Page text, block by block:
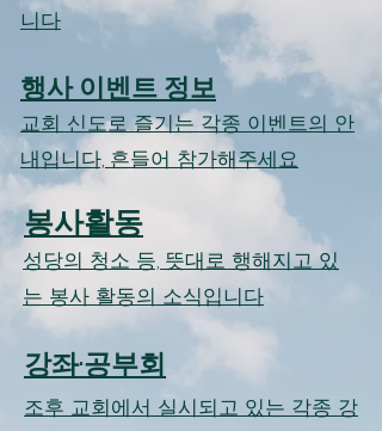
니다
행사 이벤트 정보
교회 신도로 즐기는 각종 이벤트의 안
내입니다, 흔들어 참가해주세요
성당의 청소 등, 뜻대로 행해지고 있
는 봉사 활동의 소식입니다
봉사활동
강좌·공부회
조후 교회에서 실시되고 있는 각종 강